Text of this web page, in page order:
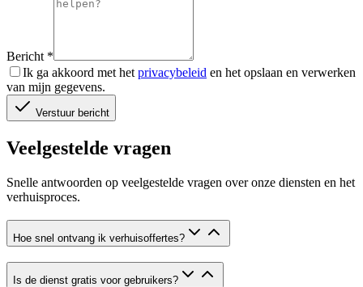
Bericht *
Ik ga akkoord met het privacybeleid en het opslaan en verwerken
van mijn gegevens.
Verstuur bericht
Veelgestelde vragen
Snelle antwoorden op veelgestelde vragen over onze diensten en het
verhuisproces.
Hoe snel ontvang ik verhuisoffertes?
Is de dienst gratis voor gebruikers?